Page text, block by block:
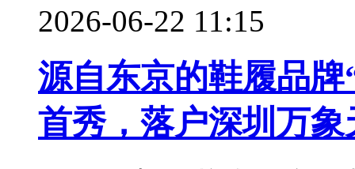
2026-06-22 11:15
源自东京的鞋履品
首秀，落户深圳万象